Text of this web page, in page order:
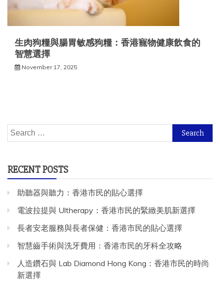
生肉狗糧與腸胃敏感狗糧：香港寵物健康飲食的
智慧選擇
November 17, 2025
Search
for:
RECENT POSTS
助聽器與聽力：香港市民的貼心選擇
電波拉提與 Ultherapy：香港市民的緊緻美肌新選擇
長者安老服務與長者保健：香港市民的貼心選擇
智慧齒手術與洗牙費用：香港市民的牙科全攻略
人造鑽石與 Lab Diamond Hong Kong：香港市民的時尚
新選擇